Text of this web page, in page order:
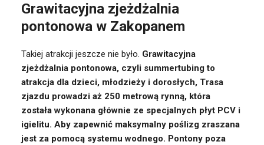
Grawitacyjna zjeżdżalnia
pontonowa w Zakopanem
Takiej atrakcji jeszcze nie było. Grawitacyjna
zjeżdżalnia pontonowa, czyli summertubing to
atrakcja dla dzieci, młodzieży i dorosłych, Trasa
zjazdu prowadzi aż 250 metrową rynną, która
została wykonana głównie ze specjalnych płyt PCV i
igielitu. Aby zapewnić maksymalny poślizg zraszana
jest za pomocą systemu wodnego. Pontony poza